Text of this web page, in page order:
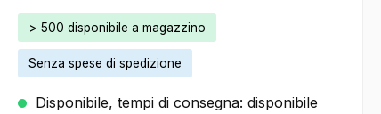
> 500 disponibile a magazzino
Senza spese di spedizione
Disponibile, tempi di consegna: disponibile